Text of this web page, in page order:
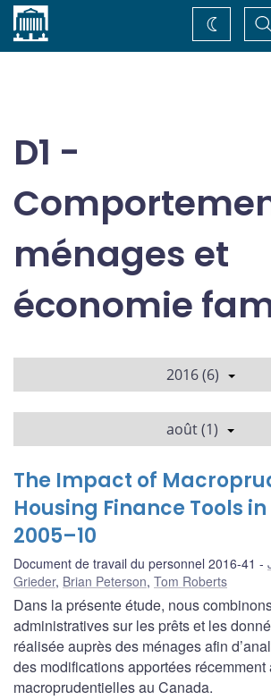
Accueil
Changez
de
D1 -
ménages et
économie
2016 (6)
août (1)
The Impact of
Housing Finance Tools
2005–10
Document de travail du personnel 2016-41
Grieder, Brian Peterson, Tom Roberts
Dans la présente étude, nous
administratives sur les prêts et les
réalisée auprès des ménages afin
des modifications apportées
macroprudentielles au Canada.